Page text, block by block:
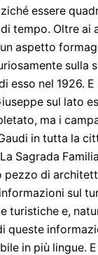
essere
tempo. Oltre ai
aspetto
sulla
esso nel 1926.
sul lato
ma i
in tutta la
Sagrada
pezzo di
sul
turistiche e,
queste
in più lingue.